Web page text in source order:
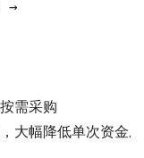
→
需采购
大幅降低单次资金